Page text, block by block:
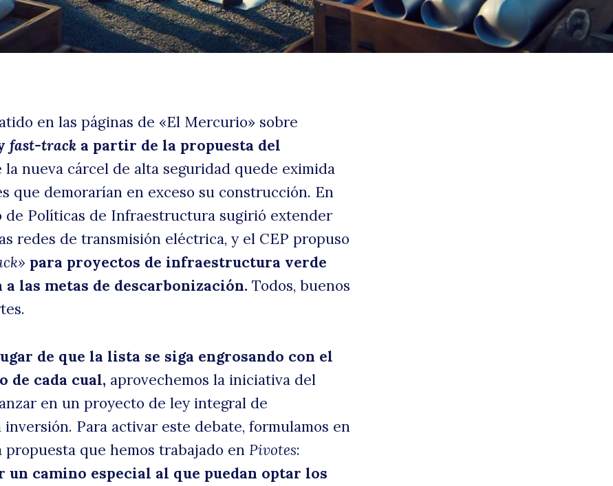
en las páginas de «El Mercurio» sobre
fast-track a partir de la propuesta del
la nueva cárcel de alta seguridad quede eximida
que demorarían en exceso su construcción. En
de Políticas de Infraestructura sugirió extender
redes de transmisión eléctrica, y el CEP propuso
para proyectos de infraestructura verde
las metas de descarbonización. Todos, buenos
de que la lista se siga engrosando con el
de cada cual, aprovechemos la iniciativa del
en un proyecto de ley integral de
Para activar este debate, formulamos en
propuesta que hemos trabajado en Pivotes:
camino especial al que puedan optar los